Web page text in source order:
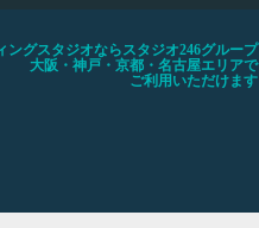
ングスタジオならスタジオ246グループ
大阪・神戸・京都・名古屋エリアで
ご利用いただけます